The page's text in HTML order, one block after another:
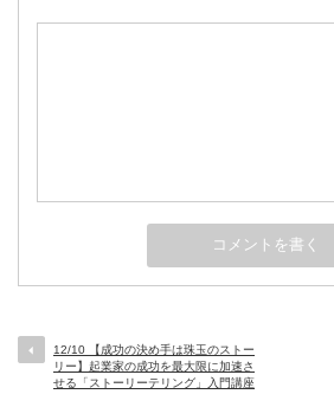
12/10 【成功の決め手は珠玉のストー
リー】起業家の成功を最大限に加速さ
せる「ストーリーテリング」入門講座